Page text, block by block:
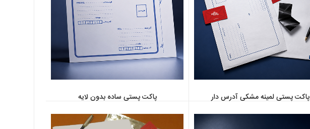
پاکت پستی لمینه مشکی آدرس دار پاکت پستی ساده بدون لایه